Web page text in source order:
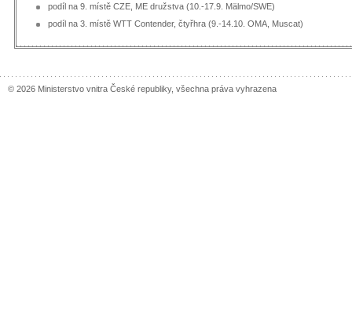
podíl na 9. místě CZE, ME družstva (10.-17.9. Mälmo/SWE)
podíl na 3. místě WTT Contender, čtyřhra (9.-14.10. OMA, Muscat)
© 2026 Ministerstvo vnitra České republiky, všechna práva vyhrazena